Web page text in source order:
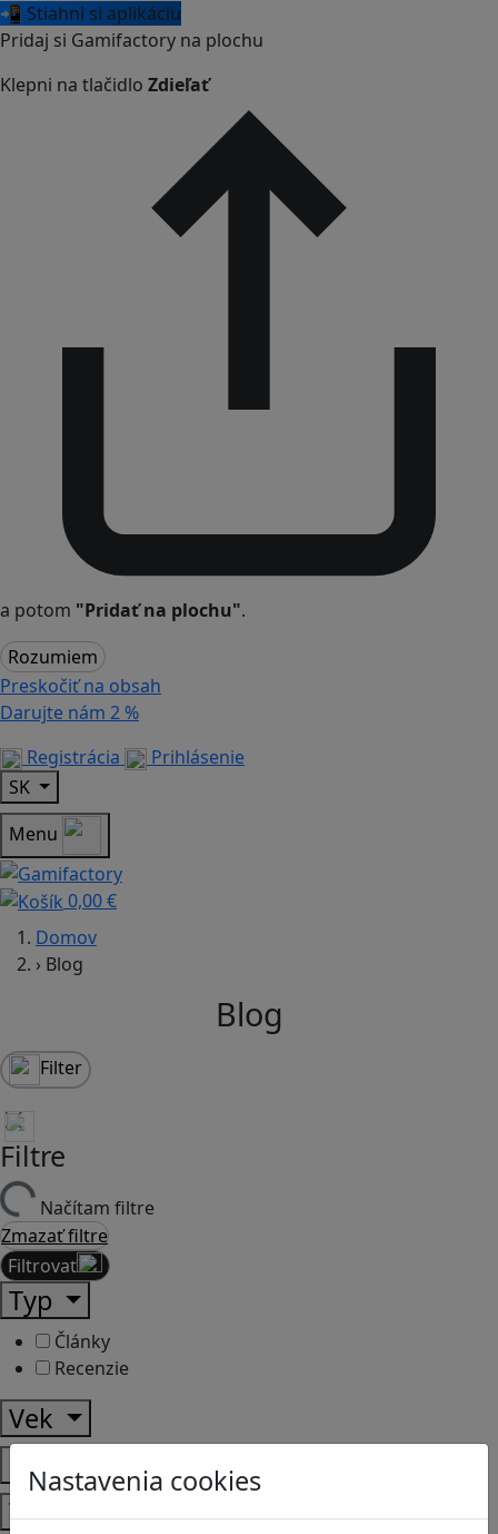
📲 Stiahni si aplikáciu
Pridaj si Gamifactory na plochu
Klepni na tlačidlo Zdieľať
a potom "Pridať na plochu".
Rozumiem
Preskočiť na obsah
Darujte nám 2 %
Registrácia
Prihlásenie
SK
Menu
0,00 €
Nastavenia cookies
Domov
› Blog
Blog
Filter
Filtre
Načítam filtre
Zmazať filtre
Filtrovať
Typ
Články
Recenzie
Vek
Predmety
Témy